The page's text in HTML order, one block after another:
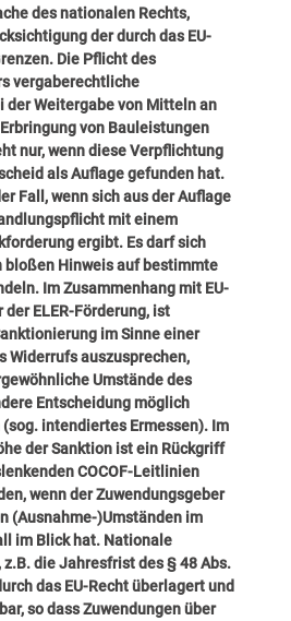
des nationalen Rechts,
der durch das EU-
Die Pflicht des
vergaberechtliche
der Weitergabe von Mitteln an
von Bauleistungen
nur, wenn diese Verpflichtung
als Auflage gefunden hat.
Fall, wennsich aus der Auflage
mit einem
ergibt. Es darf sich
bloßen Hinweis auf bestimmte
Im Zusammenhang mit EU-
ELER-Förderung, ist
im Sinne einer
Widerrufs auszusprechen,
Umstände des
Entscheidung möglich
intendiertes Ermessen). Im
der Sanktion ist ein Rückgriff
COCOF-Leitlinien
wenn der Zuwendungsgeber
(Ausnahme-)Umständen im
im Blick hat. Nationale
die Jahresfrist des § 48 Abs.
das EU-Recht überlagert und
so dass Zuwendungen über